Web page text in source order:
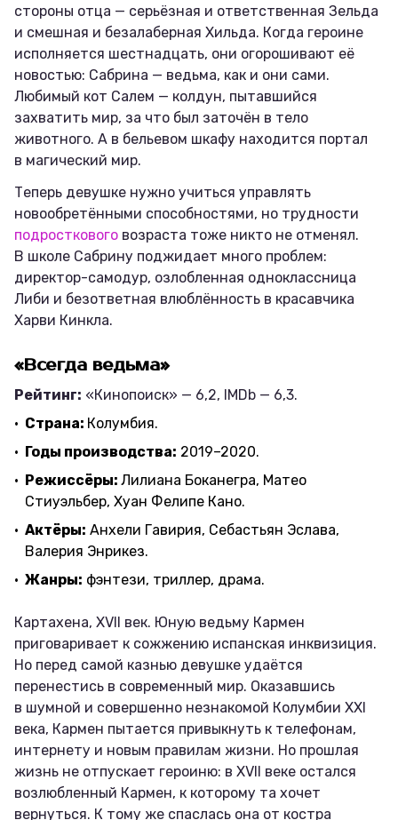
стороны отца — серьёзная и ответственная Зельда
и смешная и безалаберная Хильда. Когда героине
исполняется шестнадцать, они огорошивают её
новостью: Сабрина — ведьма, как и они сами.
Любимый кот Салем — колдун, пытавшийся
захватить мир, за что был заточён в тело
животного. А в бельевом шкафу находится портал
в магический мир.
Теперь девушке нужно учиться управлять
новообретёнными способностями, но трудности
подросткового возраста тоже никто не отменял.
В школе Сабрину поджидает много проблем:
директор-самодур, озлобленная одноклассница
Либи и безответная влюблённость в красавчика
Харви Кинкла.
«Всегда ведьма»
Рейтинг: «Кинопоиск» — 6,2, IMDb — 6,3.
Страна: Колумбия.
Годы производства: 2019–2020.
Режиссёры: Лилиана Боканегра, Матео
Стиуэльбер, Хуан Фелипе Кано.
Актёры: Анхели Гавирия, Себастьян Эслава,
Валерия Энрикез.
Жанры: фэнтези, триллер, драма.
Картахена, XVII век. Юную ведьму Кармен
приговаривает к сожжению испанская инквизиция.
Но перед самой казнью девушке удаётся
перенестись в современный мир. Оказавшись
в шумной и совершенно незнакомой Колумбии XXI
века, Кармен пытается привыкнуть к телефонам,
интернету и новым правилам жизни. Но прошлая
жизнь не отпускает героиню: в XVII веке остался
возлюбленный Кармен, к которому та хочет
вернуться. К тому же спаслась она от костра